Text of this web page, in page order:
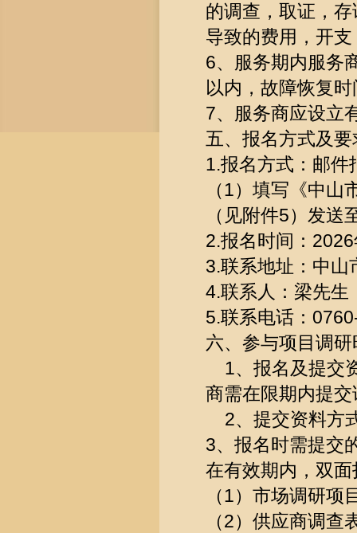
的调查，取证，
导致的费用，开
6、服务期内服务
以内，故障恢复
7、服务商应设立
五、报名方式及要
1.报名方式：邮件
（1）填写《中
（见附件5）发
2.报名时间：
3.联系地址：中山
4.联系人：梁先生
5.联系电话：
六、参与项目调
1、报名及提交
商需在限期内提
2、提交资料方
3、报名时需提交
在有效期内，双
（1）市场调研项
（2）供应商调查